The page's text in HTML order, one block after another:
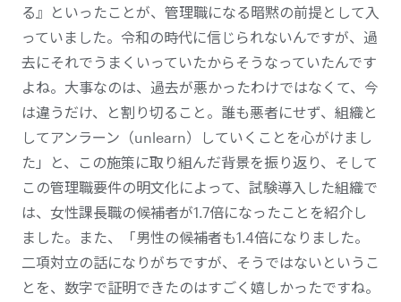
る』といったことが、管理職になる暗黙の前提として入
っていました。令和の時代に信じられないんですが、過
去にそれでうまくいっていたからそうなっていたんです
よね。大事なのは、過去が悪かったわけではなくて、今
は違うだけ、と割り切ること。誰も悪者にせず、組織と
してアンラーン（unlearn）していくことを心がけまし
た」と、この施策に取り組んだ背景を振り返り、そして
この管理職要件の明文化によって、試験導入した組織で
は、女性課長職の候補者が1.7倍になったことを紹介し
ました。また、「男性の候補者も1.4倍になりました。
二項対立の話になりがちですが、そうではないというこ
とを、数字で証明できたのはすごく嬉しかったですね。